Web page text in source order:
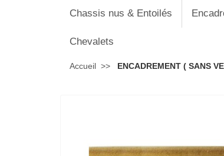
Chassis nus & Entoilés
Chevalets
Accueil ENCADREMENT ( SANS